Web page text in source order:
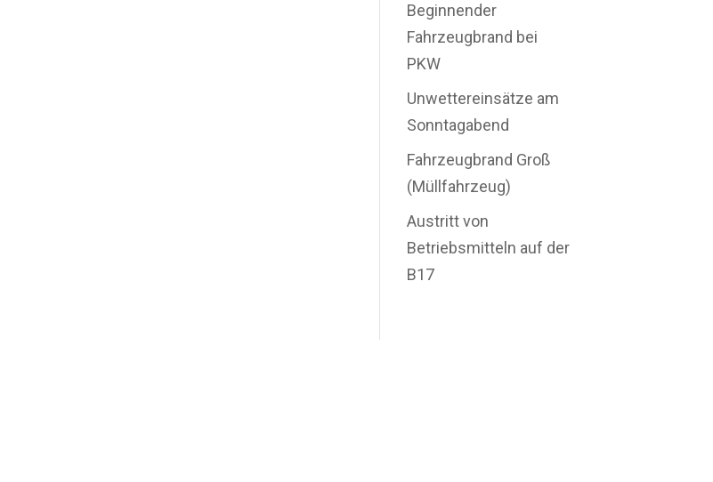
Beginnender
Fahrzeugbrand bei
PKW
Unwettereinsätze am
Sonntagabend
Fahrzeugbrand Groß
(Müllfahrzeug)
Austritt von
Betriebsmitteln auf der
B17